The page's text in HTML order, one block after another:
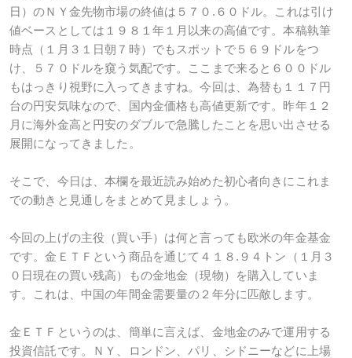
日）のＮＹ金先物市場の終値は５７０.６０ドル。これは引け
値ベースとしては１９８１年１月以来の高値です。本稿執筆
時点（１月３１日朝７時）でもスポットで５６９ドルをつ
け、５７０ドルを窺う気配です。ここまで来ると６００ドル
もはっきり視野に入ってきますね。今回は、為替も１１７円
台の円安気味なので、国内金価格も高値更新です。昨年１２
月に海外金高と円安のダブルで急騰したことを思い出させる
展開になってきました。
そこで、今日は、本欄を最近読み始めた初心者向きにこれま
での動きと見通しをまとめて見ましょう。
今回の上げの主役（買い手）は何と言っても欧米の年金基金
です。金ＥＴＦという商品を通じて４１８.９４トン（１月３
０日現在の買い残高）もの金地金（現物）を購入していま
す。これは、中国の年間金需要量の２年分に匹敵します。
金ＥＴＦというのは、簡単に言えば、金地金のみで運用する
投資信託です。ＮＹ、ロンドン、パリ、シドニーなどに上場